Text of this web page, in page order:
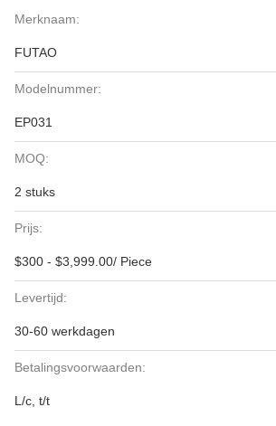
Merknaam:
FUTAO
Modelnummer:
EP031
MOQ:
2 stuks
Prijs:
$300 - $3,999.00/ Piece
Levertijd:
30-60 werkdagen
Betalingsvoorwaarden:
L/c, t/t